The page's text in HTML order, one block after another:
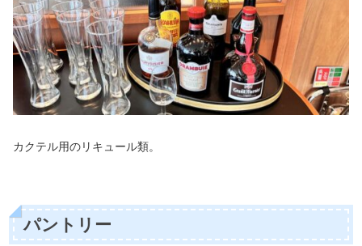
カクテル用のリキュール類。
パントリー